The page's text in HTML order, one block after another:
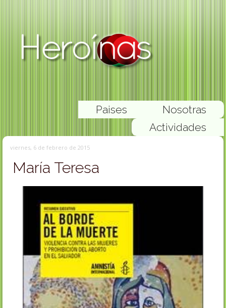
Nosotras
Paises
Actividades
viernes, 6 de febrero de 2015
María Teresa